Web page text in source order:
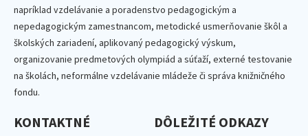
napríklad vzdelávanie a poradenstvo pedagogickým a
nepedagogickým zamestnancom, metodické usmerňovanie škôl a
školských zariadení, aplikovaný pedagogický výskum,
organizovanie predmetových olympiád a súťaží, externé testovanie
na školách, neformálne vzdelávanie mládeže či správa knižničného
fondu.
KONTAKTNÉ
DÔLEŽITÉ ODKAZY